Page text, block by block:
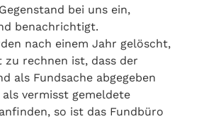
bei uns ein,
benachrichtigt.
nach einem Jahr gelöscht,
rechnen ist, dass der
als Fundsache abgegeben
vermisst gemeldete
so ist das Fundbüro